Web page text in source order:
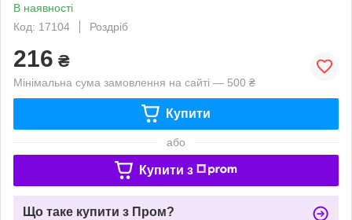
В наявності
Код: 17104
Роздріб
216 ₴
Мінімальна сума замовлення на сайті — 500 ₴
Купити
або
Купити з
Що таке купити з Пром?